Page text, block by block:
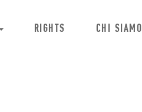
RIGHTS CHI SIAMO